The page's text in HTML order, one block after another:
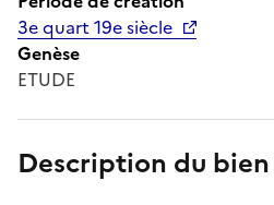
3e quart 19e siècle
Genèse
ETUDE
Description du bien